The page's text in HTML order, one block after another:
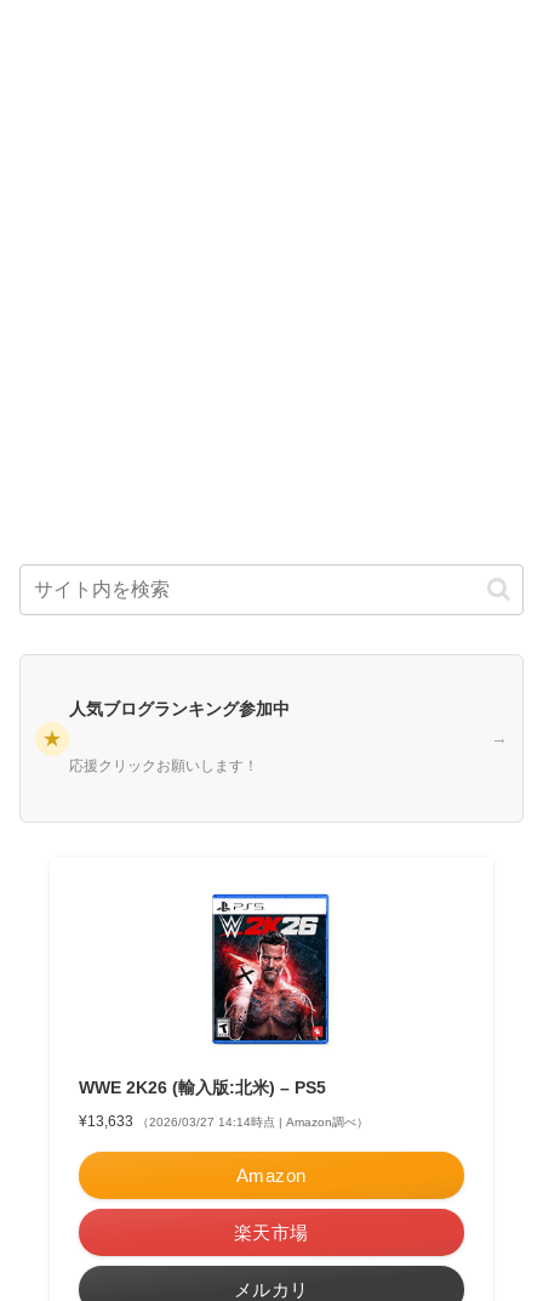
★
人気ブログランキング参加中
応援クリックお願いします！
→
WWE 2K26 (輸入版:北米) – PS5
¥13,633 （2026/03/27 14:14時点 | Amazon調べ）
Amazon
楽天市場
メルカリ